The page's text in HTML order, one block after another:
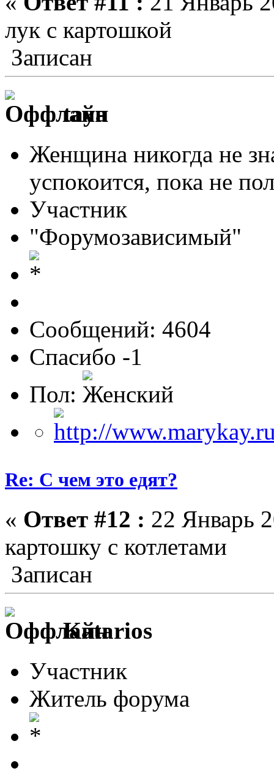
лук с картошкой
Записан
taya
Женщина никогда не
успокоится, пока не
Участник
"Форумозависимый"
Сообщений: 4604
Спасибо -1
Пол:
Re: С чем это едят?
« Ответ #12 : 22 Январь
картошку с котлетами
Записан
Katarios
Участник
Житель форума